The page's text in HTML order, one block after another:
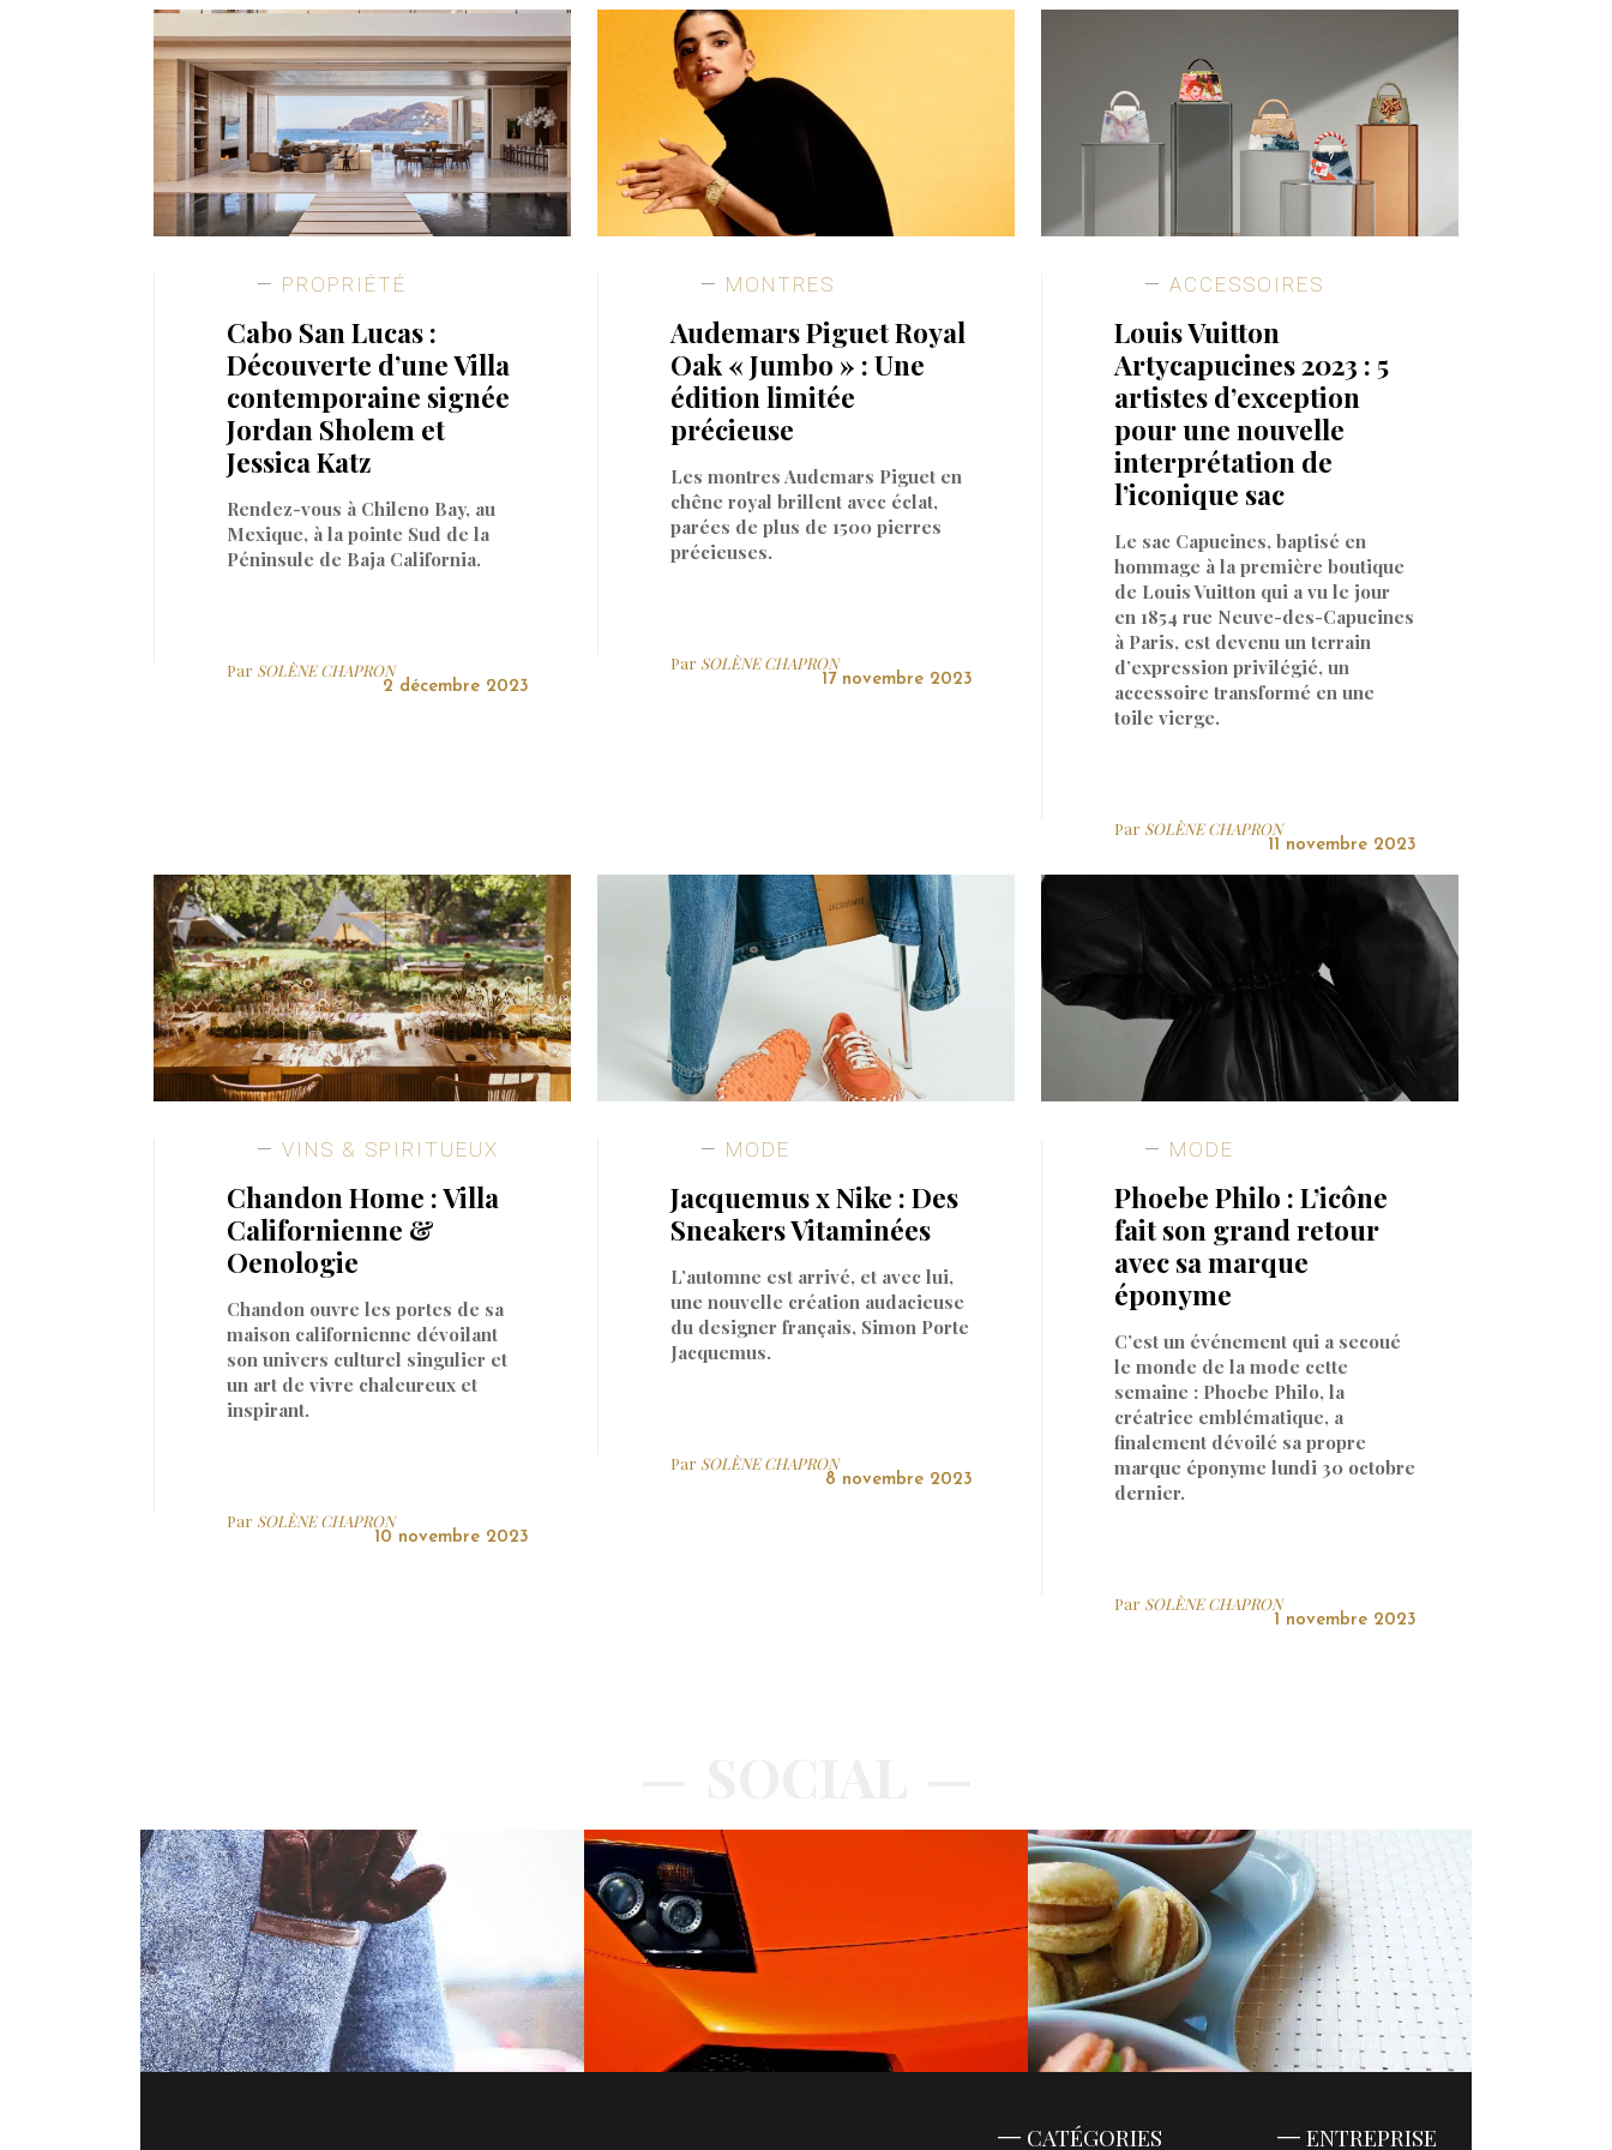
PROPRIÉTÉ
Cabo San Lucas :
Découverte d’une Villa
contemporaine signée
Jordan Sholem et
Jessica Katz
Rendez-vous à Chileno Bay, au
Mexique, à la pointe Sud de la
Péninsule de Baja California.
Par SOLÈNE CHAPRON
2 décembre 2023
MONTRES
Audemars Piguet Royal
Oak « Jumbo » : Une
édition limitée
précieuse
Les montres Audemars Piguet en
chêne royal brillent avec éclat,
parées de plus de 1500 pierres
précieuses.
Par SOLÈNE CHAPRON
17 novembre 2023
ACCESSOIRES
Louis Vuitton
Artycapucines 2023 : 5
artistes d’exception
pour une nouvelle
interprétation de
l’iconique sac
Le sac Capucines, baptisé en
hommage à la première boutique
de Louis Vuitton qui a vu le jour
en 1854 rue Neuve-des-Capucines
à Paris, est devenu un terrain
d’expression privilégié, un
accessoire transformé en une
toile vierge.
Par SOLÈNE CHAPRON
11 novembre 2023
VINS & SPIRITUEUX
Chandon Home : Villa
Californienne &
Oenologie
Chandon ouvre les portes de sa
maison californienne dévoilant
son univers culturel singulier et
un art de vivre chaleureux et
inspirant.
Par SOLÈNE CHAPRON
10 novembre 2023
MODE
Jacquemus x Nike : Des
Sneakers Vitaminées
L’automne est arrivé, et avec lui,
une nouvelle création audacieuse
du designer français, Simon Porte
Jacquemus.
Par SOLÈNE CHAPRON
8 novembre 2023
MODE
Phoebe Philo : L’icône
fait son grand retour
avec sa marque
éponyme
C’est un événement qui a secoué
le monde de la mode cette
semaine : Phoebe Philo, la
créatrice emblématique, a
finalement dévoilé sa propre
marque éponyme lundi 30 octobre
dernier.
Par SOLÈNE CHAPRON
1 novembre 2023
CATÉGORIES ENTREPRISE